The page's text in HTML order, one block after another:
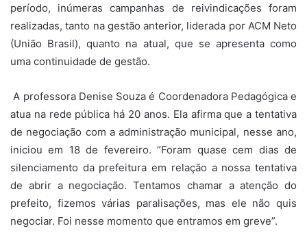
período, inúmeras campanhas de reivindicações foram
realizadas, tanto na gestão anterior, liderada por ACM Neto
(União Brasil), quanto na atual, que se apresenta como
uma continuidade de gestão.
A professora Denise Souza é Coordenadora Pedagógica e
atua na rede pública há 20 anos. Ela afirma que a tentativa
de negociação com a administração municipal, nesse ano,
iniciou em 18 de fevereiro. “Foram quase cem dias de
silenciamento da prefeitura em relação a nossa tentativa
de abrir a negociação. Tentamos chamar a atenção do
prefeito, fizemos várias paralisações, mas ele não quis
negociar. Foi nesse momento que entramos em greve”.